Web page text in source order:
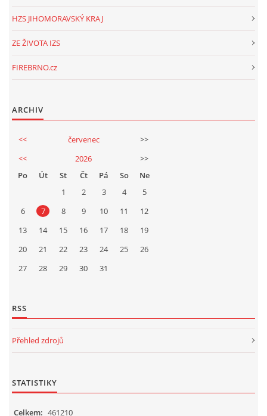
HZS JIHOMORAVSKÝ KRAJ
ZE ŽIVOTA IZS
FIREBRNO.cz
ARCHIV
<< červenec
>>
<<
2026
>>
Po
Út St Čt Pá So
Ne
1
2 3 4
5
6
7 8 9 10 11
12
13
14 15 16 17 18
19
20
21 22 23 24 25
26
27
28 29 30 31
RSS
Přehled zdrojů
STATISTIKY
Celkem: 461210